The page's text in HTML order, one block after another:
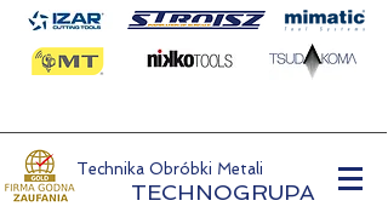
Technika Obróbki Metali
TECHNOGRUPA